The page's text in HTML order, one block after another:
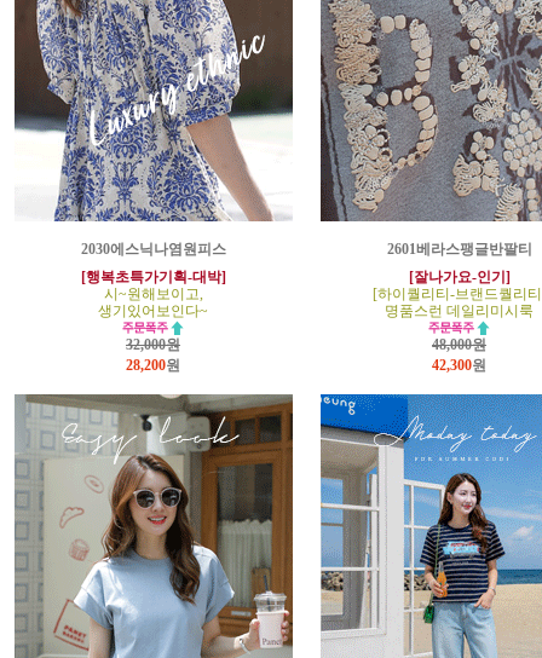
2030에스닉나염원피스
[행복초특가기획-대박]
시~원해보이고,
생기있어보인다~
32,000원
28,200원
2601베라스팽글반팔티
[잘나가요-인기]
[하이퀄리티-브랜드퀄리
명품스런 데일리미시룩
48,000원
42,300원